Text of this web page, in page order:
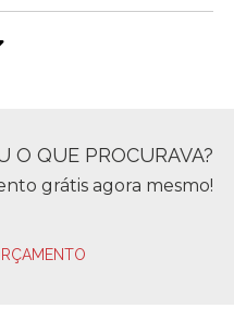
O QUE PROCURAVA?
grátis agora mesmo!